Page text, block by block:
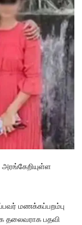
மணக்கப்பறம்பு
தலைவராக பதவி